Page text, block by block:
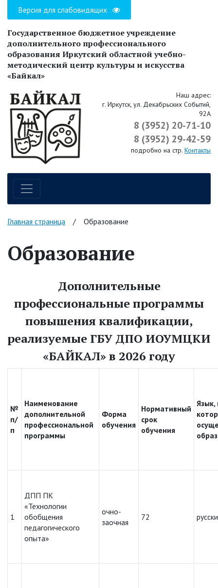
Версия для слабовидящих
Государственное бюджетное учреждение
дополнительного профессионального
образования Иркутский областной учебно-
методический центр культуры и искусства
«Байкал»
Наш адрес:
г. Иркутск, ул. Декабрьских Событий,
92А
8 (3952) 20-71-10
8 (3952) 29-42-59
подробно на стр. Контакты
Навигация по сайту
Главная страница / Образование
Образование
Дополнительные
профессиональные программы
повышения квалификации,
реализуемые ГБУ ДПО ИОУМЦКИ
«БАЙКАЛ» в 2026 году
№
п/
п
Наименование
дополнительной
профессиональной
программы
Форма
обучения
Нормативный
срок
обучения
Язык,
1
ДПП ПК
«Технологии
обобщения
педагогического
опыта»
очно-
заочная
72